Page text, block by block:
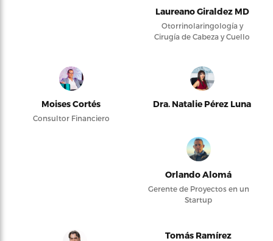
Laureano Giraldez MD
Otorrinolaringología y
Cirugía de Cabeza y Cuello
Moises Cortés
Consultor Financiero
Dra. Natalie Pérez Luna
Orlando Alomá
Gerente de Proyectos en un
Startup
Tomás Ramírez